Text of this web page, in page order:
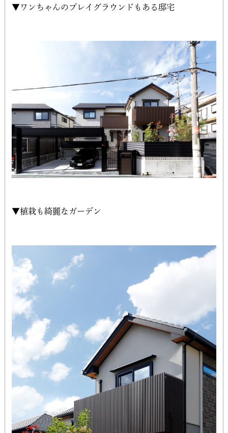
▼ワンちゃんのプレイグラウンドもある邸宅
▼植栽も綺麗なガーデン